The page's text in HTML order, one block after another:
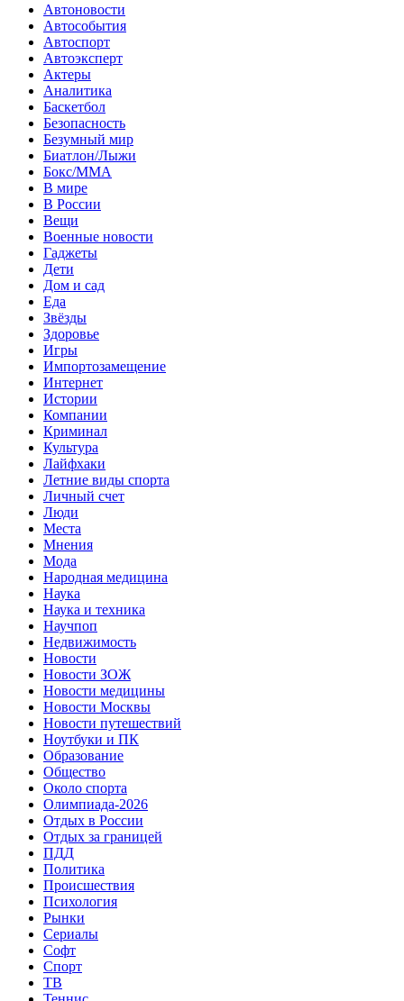
Автоновости
Автособытия
Автоспорт
Автоэксперт
Актеры
Аналитика
Баскетбол
Безопасность
Безумный мир
Биатлон/Лыжи
Бокс/MMA
В мире
В России
Вещи
Военные новости
Гаджеты
Дети
Дом и сад
Еда
Звёзды
Здоровье
Игры
Импортозамещение
Интернет
Истории
Компании
Криминал
Культура
Лайфхаки
Летние виды спорта
Личный счет
Люди
Места
Мнения
Мода
Народная медицина
Наука
Наука и техника
Научпоп
Недвижимость
Новости
Новости ЗОЖ
Новости медицины
Новости Москвы
Новости путешествий
Ноутбуки и ПК
Образование
Общество
Около спорта
Олимпиада-2026
Отдых в России
Отдых за границей
ПДД
Политика
Происшествия
Психология
Рынки
Сериалы
Софт
Спорт
ТВ